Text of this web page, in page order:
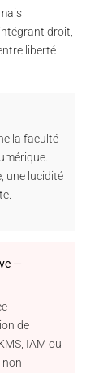
droit,
liberté
la faculté
une lucidité
—
de
IAM ou
non